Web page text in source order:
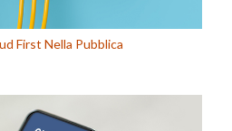
First Nella Pubblica